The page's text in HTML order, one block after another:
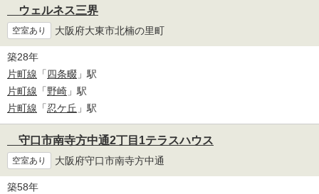
ウェルネス三界
空室あり 大阪府大東市北楠の里町
築28年
片町線 「四条畷 」駅
片町線 「野崎 」駅
片町線 「忍ケ丘 」駅
守口市南寺方中通2丁目1テラスハウス
空室あり 大阪府守口市南寺方中通
築58年